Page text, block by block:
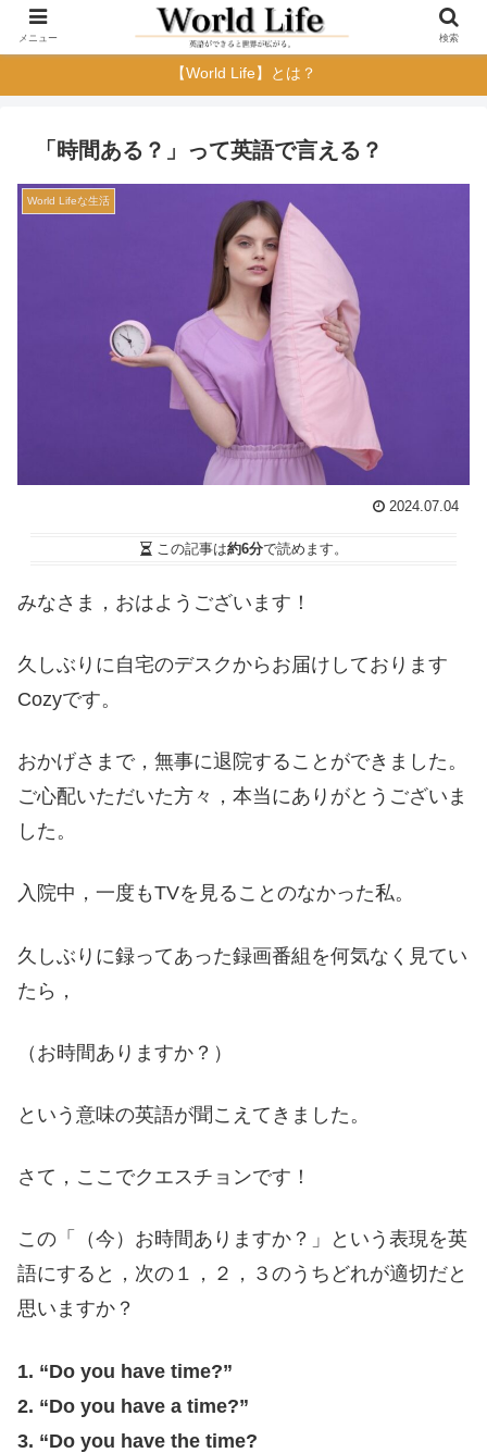
【World Life】とは？
「時間ある？」って英語で言える？
World Lifeな生活
2024.07.04
この記事は約6分で読めます。
みなさま，おはようございます！
久しぶりに自宅のデスクからお届けしております
Cozyです。
おかげさまで，無事に退院することができました。
ご心配いただいた方々，本当にありがとうございま
した。
入院中，一度もTVを見ることのなかった私。
久しぶりに録ってあった録画番組を何気なく見てい
たら，
（お時間ありますか？）
という意味の英語が聞こえてきました。
さて，ここでクエスチョンです！
この「（今）お時間ありますか？」という表現を英
語にすると，次の１，２，３のうちどれが適切だと
思いますか？
1. “Do you have time?”
2. “Do you have a time?”
3. “Do you have the time?
メニュー 検索